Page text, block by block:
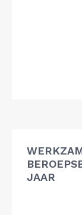
JAAR